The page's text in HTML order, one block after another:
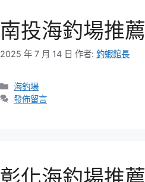
南投海釣場推薦
2025 年 7 月 14 日 作者: 釣蝦館長
分
類
海釣場
發佈留言